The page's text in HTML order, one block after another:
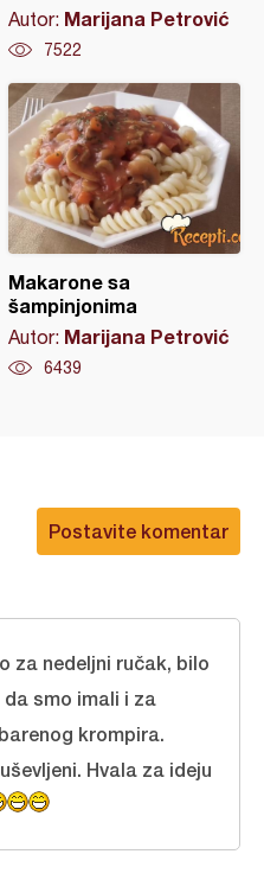
Autor: Marijana Petrović
7522
Makarone sa
šampinjonima
Autor: Marijana Petrović
6439
Postavite komentar
za nedeljni ručak, bilo
smo imali i za
krompira.
Hvala za ideju